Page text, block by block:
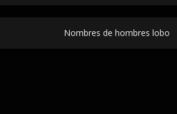
Nombres de hombres lobo